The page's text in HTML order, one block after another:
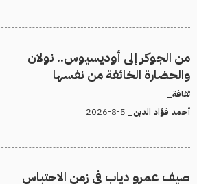
من الجوكر إلى أوديسيوس.. نولان
والحضارة الخائفة من نفسها
ثقافة_
أحمد فؤاد الدين_
صيف عمرو دياب في زمن الاحتباس